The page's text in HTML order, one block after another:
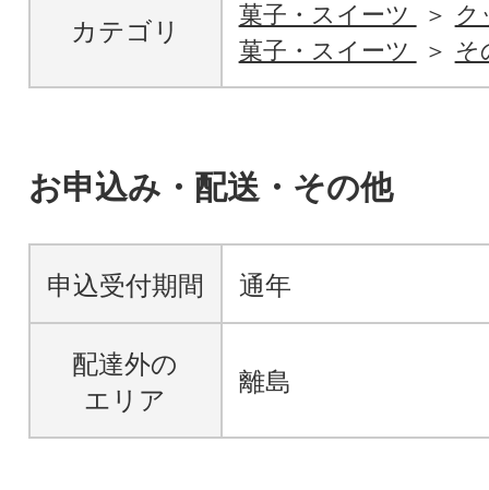
カテゴリ
菓子・スイーツ
ク
菓子・スイーツ
そ
お申込み・配送・その他
申込受付期間 通年
配達外の
エリア
離島